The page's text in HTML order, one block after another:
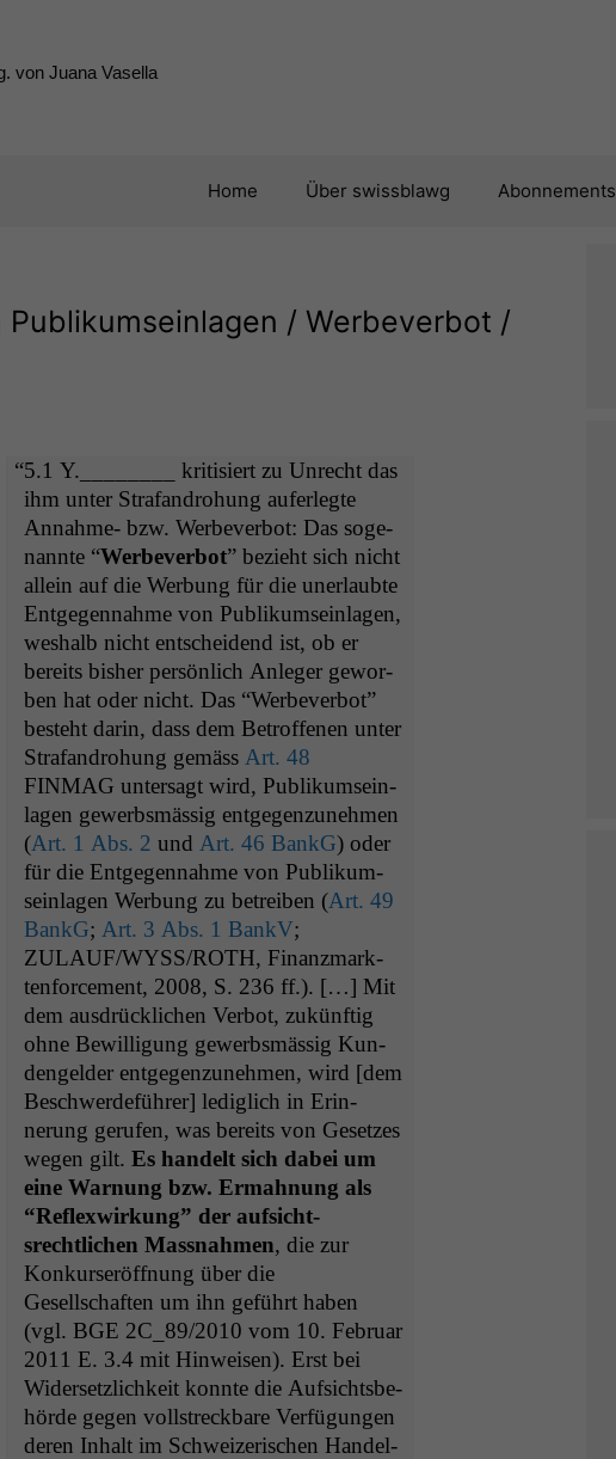
von Juana Vasella
Home Über swissblawg Abonnements
/ Werbeverbot /
“5.1 Y.________ kri­tisiert zu Unrecht das
ihm unter Strafan­dro­hung aufer­legte
Annahme- bzw. Wer­be­ver­bot: Das soge­
nan­nte “Wer­be­ver­bot” bezieht sich nicht
allein auf die Wer­bung für die uner­laubte
Ent­ge­gen­nahme von Pub­likum­sein­la­gen,
weshalb nicht entschei­dend ist, ob er
bere­its bish­er per­sön­lich Anleger gewor­
ben hat oder nicht. Das “Wer­be­ver­bot”
beste­ht darin, dass dem Betrof­fe­nen unter
Strafan­dro­hung gemäss Art. 48
FINMAG unter­sagt wird, Pub­likum­sein­
la­gen gewerb­smäs­sig ent­ge­gen­zunehmen
(Art. 1 Abs. 2 und Art. 46 BankG) oder
für die Ent­ge­gen­nahme von Pub­likum­
sein­la­gen Wer­bung zu betreiben (Art. 49
BankG; Art. 3 Abs. 1 BankV;
ZULAUF/WYSS/ROTH, Finanz­mark­
ten­force­ment, 2008, S. 236 ff.). […] Mit
dem aus­drück­lichen Ver­bot, zukün­ftig
ohne Bewil­li­gung gewerb­smäs­sig Kun­
den­gelder ent­ge­gen­zunehmen, wird [dem
Beschw­erde­führer] lediglich in Erin­
nerung gerufen, was bere­its von Geset­zes
wegen gilt. Es han­delt sich dabei um
eine War­nung bzw. Ermah­nung als
“Reflexwirkung” der auf­sicht­
srechtlichen Mass­nah­men, die zur
Konkurs­eröff­nung über die
Gesellschaften um ihn geführt haben
(vgl. BGE 2C_89/2010 vom 10. Feb­ru­ar
2011 E. 3.4 mit Hin­weisen). Erst bei
Wider­set­zlichkeit kon­nte die Auf­sichts­be­
hörde gegen voll­streck­bare Ver­fü­gun­gen
deren Inhalt im Schweiz­erischen Han­del­